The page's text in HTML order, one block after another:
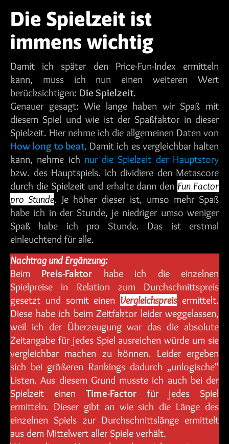
Die Spielzeit ist
immens wichtig
Damit ich später den Price-Fun-Index ermitteln
kann, muss ich nun einen weiteren Wert
berücksichtigen: Die Spielzeit.
Genauer gesagt: Wie lange haben wir Spaß mit
diesem Spiel und wie ist der Spaßfaktor in dieser
Spielzeit. Hier nehme ich die allgemeinen Daten von
How long to beat. Damit ich es vergleichbar halten
kann, nehme ich nur die Spielzeit der Hauptstory
bzw. des Hauptspiels. Ich dividiere den Metascore
durch die Spielzeit und erhalte dann den Fun Factor
pro Stunde. Je höher dieser ist, umso mehr Spaß
habe ich in der Stunde, je niedriger umso weniger
Spaß habe ich pro Stunde. Das ist erstmal
einleuchtend für alle.
Nachtrag und Ergänzung:
Beim Preis-Faktor habe ich die einzelnen
Spielpreise in Relation zum Durchschnittspreis
gesetzt und somit einen Vergleichspreis ermittelt.
Diese habe ich beim Zeitfaktor leider weggelassen,
weil ich der Überzeugung war das die absolute
Zeitangabe für jedes Spiel ausreichen würde um sie
vergleichbar machen zu können. Leider ergeben
sich bei größeren Rankings dadurch „unlogische“
Listen. Aus diesem Grund musste ich auch bei der
Spielzeit einenTime-Factor für jedes Spiel
ermitteln. Dieser gibt an wie sich die Länge des
einzelnen Spiels zur Durchschnittslänge ermittelt
aus dem Mittelwert aller Spiele verhält.